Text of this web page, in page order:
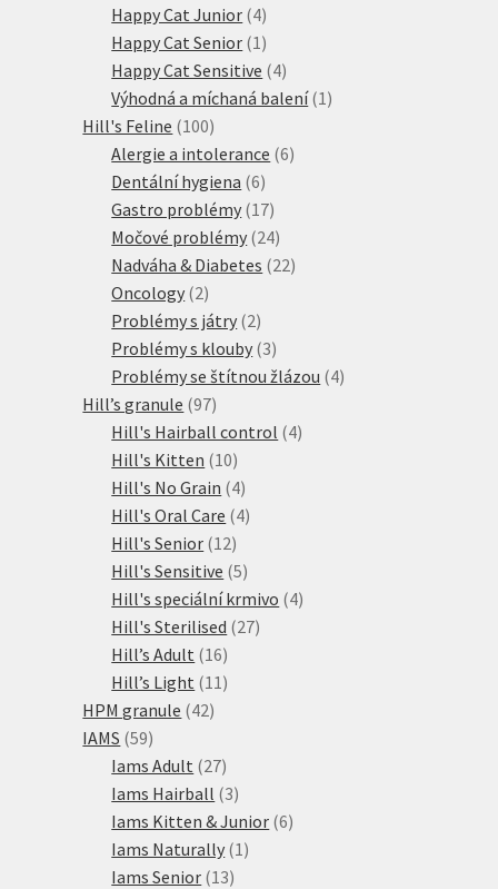
Happy Cat Junior 44
produkty
Happy Cat Senior 1 1
produkt
Happy Cat Sensitive 44
produkty
Výhodná a míchaná balení 1 1
Hill's Feline 100100
produktů
Alergie a intolerance 66
Dentální hygiena 66
produktů
Gastro problémy 1717
produktů
Močové problémy 2424
produktů
Nadváha & Diabetes 2222
Oncology 22
produkty
Problémy s játry 22
produkty
Problémy s klouby 33
produkty
Problémy se štítnou žlázou 44
Hill’s granule 9797
produktů
Hill's Hairball control 44
Hill's Kitten 1010
produktů
Hill's No Grain 44
produkty
Hill's Oral Care 44
Hill's Senior 1212
produktů
Hill's Sensitive 55
produktů
Hill's speciální krmivo 44
Hill's Sterilised 2727
Hill’s Adult 1616
produktů
Hill’s Light 11 11
HPM granule 4242
IAMS 5959
produktů
Iams Adult 2727
produktů
Iams Hairball 33
produkty
Iams Kitten & Junior 66
Iams Naturally 1 1
Iams Senior 1313